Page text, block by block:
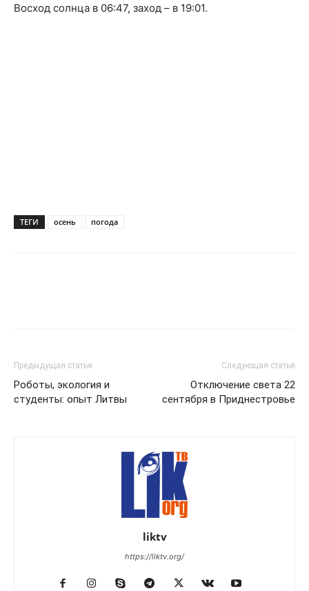
Восход солнца в 06:47, заход – в 19:01.
ТЕГИ осень погода
Предыдущая статья
Роботы, экология и
студенты: опыт Литвы
Следующая статья
Отключение света 22
сентября в Приднестровье
liktv
https://liktv.org/